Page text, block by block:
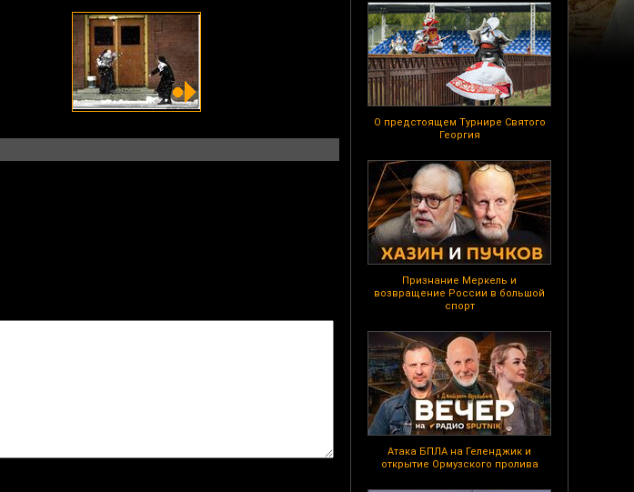
О предстоящем Турнире Святого
Георгия
Признание Меркель и
возвращение России в большой
спорт
Атака БПЛА на Геленджик и
открытие Ормузского пролива